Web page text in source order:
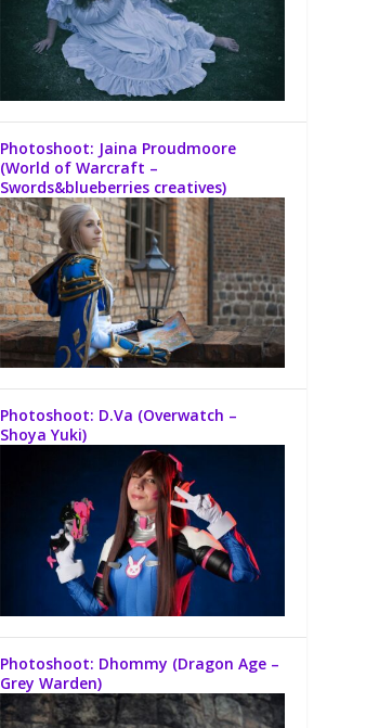
Photoshoot: Jaina Proudmoore
(World of Warcraft –
Swords&blueberries creatives)
Photoshoot: D.Va (Overwatch –
Shoya Yuki)
Photoshoot: Dhommy (Dragon Age –
Grey Warden)